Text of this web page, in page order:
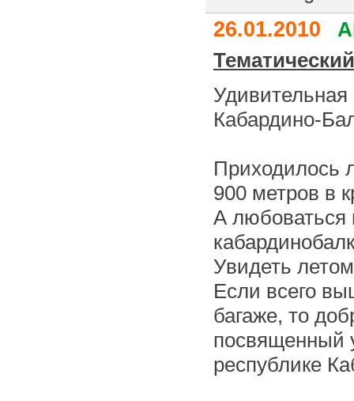
26.01.2010
Удивительная
Кабардино-
Приходилось
900 метров в
А
Увидеть
Если всего
багаже, то
посвященный
республике